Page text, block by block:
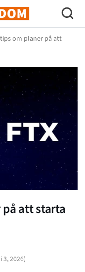
tips om planer på att
på att starta
3, 2026)